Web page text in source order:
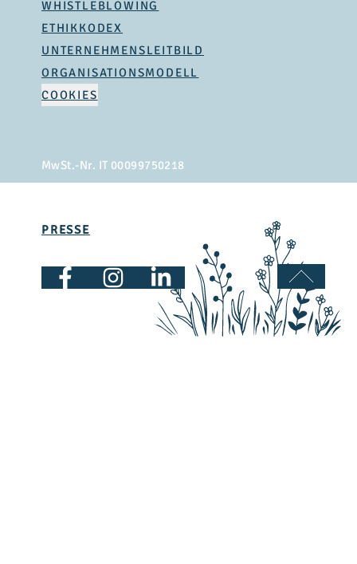
WHISTLEBLOWING
ETHIKKODEX
UNTERNEHMENSLEITBILD
ORGANISATIONSMODELL
COOKIES
MwSt.-Nr. IT 00099750218
PRESSE